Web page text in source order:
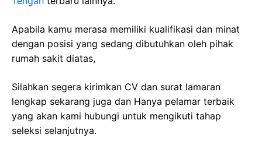
Apabila kamu merasa memiliki kualifikasi dan minat
dengan posisi yang sedang dibutuhkan oleh pihak
rumah sakit diatas,
Silahkan segera kirimkan CV dan surat lamaran
lengkap sekarang juga dan Hanya pelamar terbaik
yang akan kami hubungi untuk mengikuti tahap
seleksi selanjutnya.